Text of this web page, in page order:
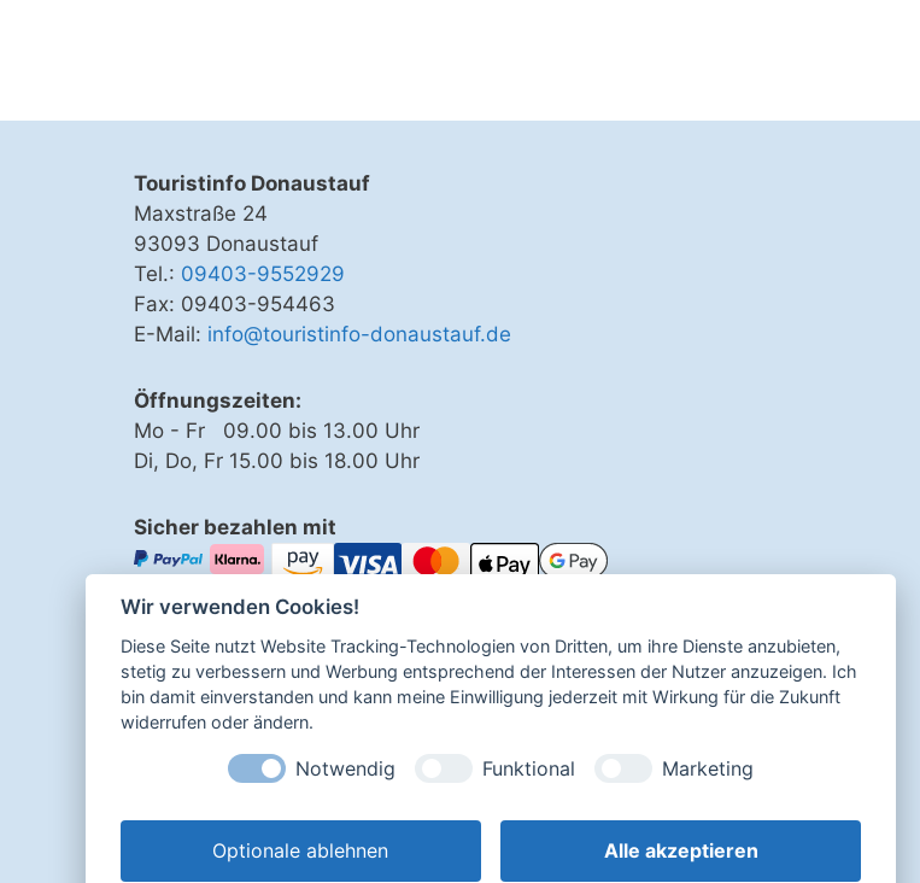
Touristinfo Donaustauf
Maxstraße 24
93093 Donaustauf
Tel.: 09403-9552929
Fax: 09403-954463
E-Mail: info@touristinfo-donaustauf.de
Öffnungszeiten:
Mo - Fr 09.00 bis 13.00 Uhr
Di, Do, Fr 15.00 bis 18.00 Uhr
Sicher bezahlen mit
Impressum
Datenschutz
AGB
Widerrufsbelehrung
Wir verwenden Cookies!
Diese Seite nutzt Website Tracking-Technologien von Dritten, um ihre Dienste anzubieten,
stetig zu verbessern und Werbung entsprechend der Interessen der Nutzer anzuzeigen. Ich
bin damit einverstanden und kann meine Einwilligung jederzeit mit Wirkung für die Zukunft
widerrufen oder ändern.
Notwendig Funktional Marketing
Optionale ablehnen Alle akzeptieren